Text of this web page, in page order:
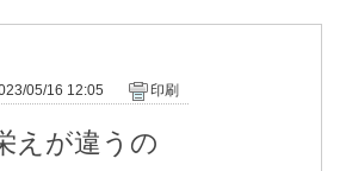
05/16 12:05 印刷
えが違うの